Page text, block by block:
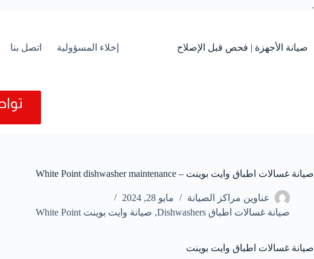
.
صيانة الأجهزة | فحص قبل الإصلاح
إخلاء المسؤولية اتصل بنا
صيانة غسالات اطباق وايت بوينت – White Point dishwasher maintenance
عناوين مراكز الصيانة
مايو 28, 2024
صيانة غسالات اطباق Dishwashers
, صيانة وايت بوينت White Point
صيانة غسالات اطباق وايت بوينت